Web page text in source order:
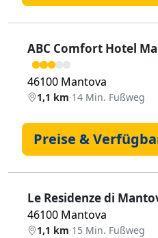
ABC Comfort Hotel
46100 Mantova
1,1 km·14 Min. Fußweg
Preise &
Le Residenze di
46100 Mantova
1,1 km·15 Min. Fußweg